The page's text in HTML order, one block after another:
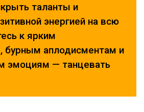
таланты и
энергией на всю
к ярким
бурным аплодисментам и
эмоциям — танцевать